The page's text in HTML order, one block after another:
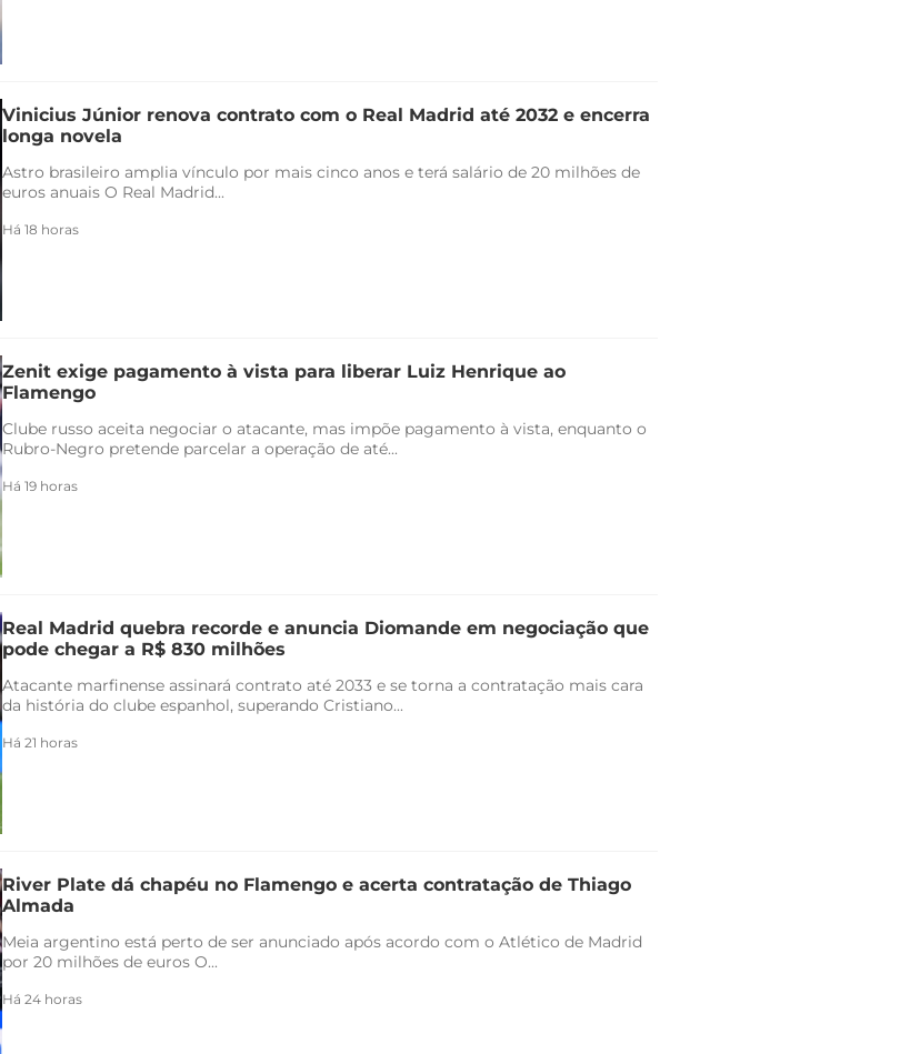
Vinicius Júnior renova contrato com o Real Madrid até 2032 e encerra
longa novela
Astro brasileiro amplia vínculo por mais cinco anos e terá salário de 20 milhões de
euros anuais O Real Madrid...
Há 18 horas
Zenit exige pagamento à vista para liberar Luiz Henrique ao
Flamengo
Clube russo aceita negociar o atacante, mas impõe pagamento à vista, enquanto o
Rubro-Negro pretende parcelar a operação de até...
Há 19 horas
Real Madrid quebra recorde e anuncia Diomande em negociação que
pode chegar a R$ 830 milhões
Atacante marfinense assinará contrato até 2033 e se torna a contratação mais cara
da história do clube espanhol, superando Cristiano...
Há 21 horas
River Plate dá chapéu no Flamengo e acerta contratação de Thiago
Almada
Meia argentino está perto de ser anunciado após acordo com o Atlético de Madrid
por 20 milhões de euros O...
Há 24 horas